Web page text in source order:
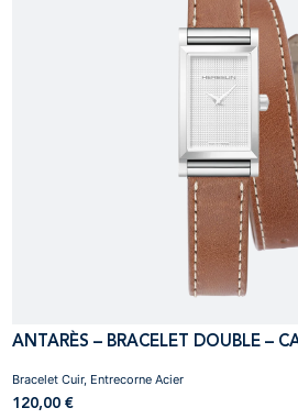
ANTARÈS – BRACELET DOUBLE –
120,00 €
Bracelet Cuir, Entrecorne Acier